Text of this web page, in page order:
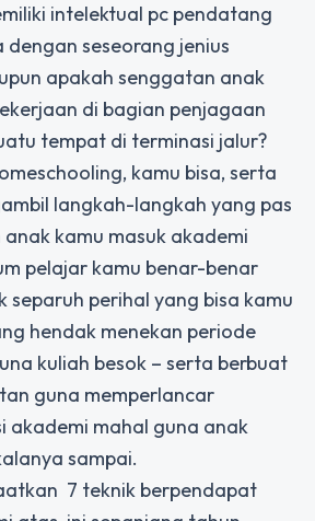
intelektual pc pendatang
dengan seseorang jenius
apakah senggatan anak
di bagian penjagaan
tempat di terminasi jalur?
kamu bisa, serta
langkah-langkah yang pas
kamu masuk akademi
pelajar kamu benar-benar
separuh perihal yang bisa kamu
hendak menekan periode
kuliah besok – serta berbuat
guna memperlancar
akademi mahal guna anak
sampai.
7 teknik berpendapat